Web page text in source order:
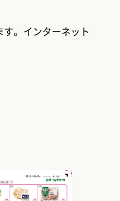
す。インターネット